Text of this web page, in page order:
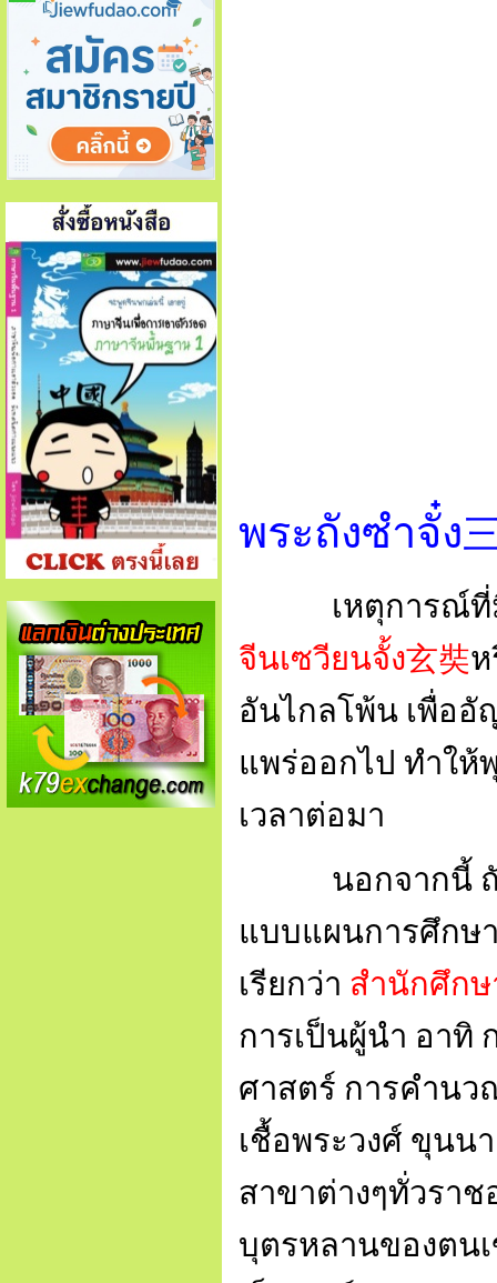
พระถังซำจั๋ง
เหตุการณ์ที่มี
จีนเซวียนจั้ง玄奘
อันไกลโพ้น เพื่ออั
แพร่ออกไป ทำให้
เวลาต่อมา
นอกจากนี้
แบบแผนการศึกษ
เรียกว่า สำนักศึก
การเป็นผู้นำ อาทิ
ศาสตร์ การคำนว
เชื้อพระวงศ์ ขุนน
สาขาต่างๆทั่วรา
บุตรหลานของตน